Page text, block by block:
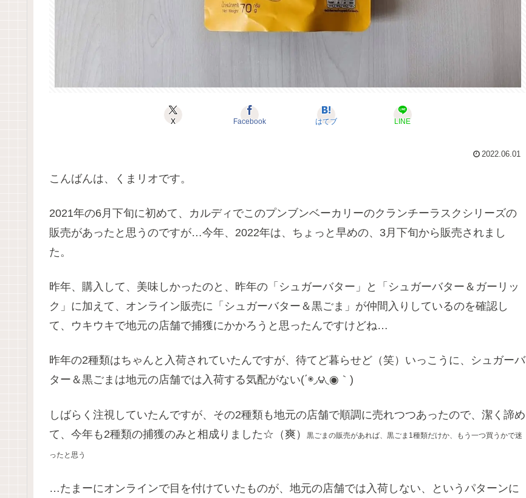
X Facebook はてブ LINE
2022.06.01
こんばんは、くまリオです。
2021年の6月下旬に初めて、カルディでこのプンブンベーカリーのクランチーラスクシリーズの
販売があったと思うのですが…今年、2022年は、ちょっと早めの、3月下旬から販売されまし
た。
昨年、購入して、美味しかったのと、昨年の「シュガーバター」と「シュガーバター＆ガーリッ
ク」に加えて、オンライン販売に「シュガーバター＆黒ごま」が仲間入りしているのを確認し
て、ウキウキで地元の店舗で捕獲にかかろうと思ったんですけどね…
昨年の2種類はちゃんと入荷されていたんですが、待てど暮らせど（笑）いっこうに、シュガーバ
ター＆黒ごまは地元の店舗では入荷する気配がない(΄◉◞౪◟◉｀)
しばらく注視していたんですが、その2種類も地元の店舗で順調に売れつつあったので、潔く諦め
て、今年も2種類の捕獲のみと相成りました☆（爽）
黒ごまの販売があれば、黒ごま1種類だけか、もう一つ買うかで迷
ったと思う
…たまーにオンラインで目を付けていたものが、地元の店舗では入荷しない、というパターンに